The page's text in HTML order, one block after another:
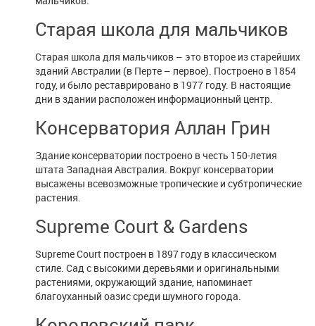
Старая школа для мальчиков
Старая школа для мальчиков – это второе из старейших
зданий Австралии (в Перте – первое). Построено в 1854
году, и было реставрировано в 1977 году. В настоящие
дни в здании расположен информационный центр.
Консерватория Аллан Грин
Здание консерватории построено в честь 150-летия
штата Западная Австралия. Вокруг консерватории
высажены всевозможные тропические и субтропические
растения.
Supreme Court & Gardens
Supreme Court построен в 1897 году в классическом
стиле. Сад с высокими деревьями и оригинальными
растениями, окружающий здание, напоминает
благоуханный оазис среди шумного города.